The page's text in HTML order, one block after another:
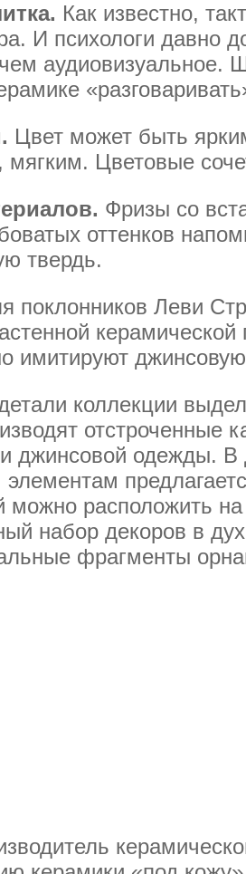
Как известно,
И психологи давно
аудиовизуальное.
Цвет может быть
Цветовые
Фризы со
оттенков
твердь.
поклонников Леви
имитируют джинсовую
коллекции
отстроченные
джинсовой одежды. В
можно расположить
набор декоров в
фрагменты